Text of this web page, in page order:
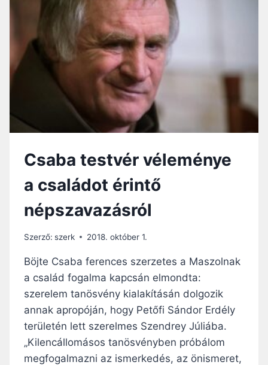
Csaba testvér véleménye
a családot érintő
népszavazásról
Szerző: szerk 2018. október 1.
Böjte Csaba ferences szerzetes a Maszolnak
a család fogalma kapcsán elmondta:
szerelem tanösvény kialakításán dolgozik
annak apropóján, hogy Petőfi Sándor Erdély
területén lett szerelmes Szendrey Júliába.
„Kilencállomásos tanösvényben próbálom
megfogalmazni az ismerkedés, az önismeret,